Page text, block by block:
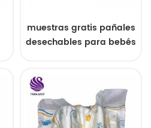
muestras gratis pañales
desechables para bebés